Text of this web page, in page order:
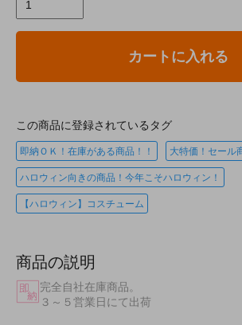
カートに入れる
この商品に登録されているタグ
即納ＯＫ！在庫がある商品！！ 大特価！セール
ハロウィン向きの商品！今年こそハロウィン！
【ハロウィン】コスチューム
商品の説明
完全自社在庫商品。
３～５営業日にて出荷